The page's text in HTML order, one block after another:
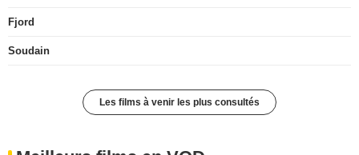
Fjord
Soudain
Les films à venir les plus consultés